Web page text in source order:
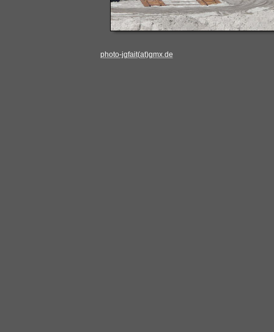
photo-jgfait(at)gmx.de